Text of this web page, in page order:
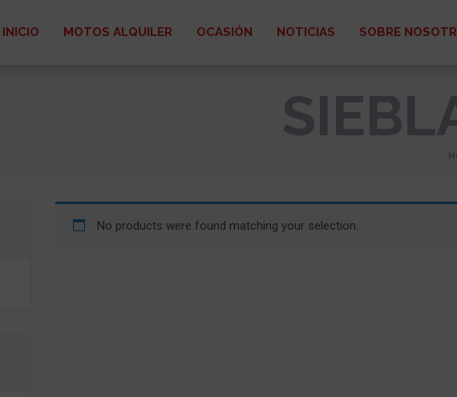
INICIO MOTOS ALQUILER OCASIÓN NOTICIAS SOBRE
No products were found matching your selection.